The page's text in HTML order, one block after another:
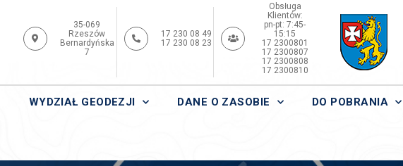
35-069
Rzeszów
Bernardyńska
7
17 230 08 49
17 230 08 23
Obsługa
Klientów:
pn-pt: 7:45-
15:15
17 2300801
17 2300807
17 2300808
17 2300810
WYDZIAŁ GEODEZJI DANE O ZASOBIE DO POBRANIA